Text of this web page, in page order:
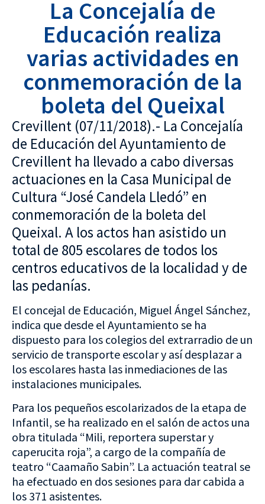
La Concejalía de
Educación realiza
varias actividades en
conmemoración de la
boleta del Queixal
Crevillent (07/11/2018).- La Concejalía
de Educación del Ayuntamiento de
Crevillent ha llevado a cabo diversas
actuaciones en la Casa Municipal de
Cultura “José Candela Lledó” en
conmemoración de la boleta del
Queixal. A los actos han asistido un
total de 805 escolares de todos los
centros educativos de la localidad y de
las pedanías.
El concejal de Educación, Miguel Ángel Sánchez,
indica que desde el Ayuntamiento se ha
dispuesto para los colegios del extrarradio de un
servicio de transporte escolar y así desplazar a
los escolares hasta las inmediaciones de las
instalaciones municipales.
Para los pequeños escolarizados de la etapa de
Infantil, se ha realizado en el salón de actos una
obra titulada “Mili, reportera superstar y
caperucita roja”, a cargo de la compañía de
teatro “Caamaño Sabin”. La actuación teatral se
ha efectuado en dos sesiones para dar cabida a
los 371 asistentes.